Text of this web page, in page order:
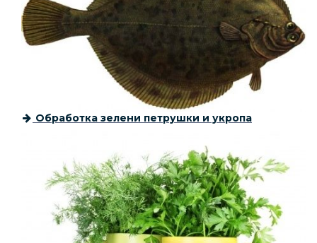
Обработка зелени петрушки и укропа